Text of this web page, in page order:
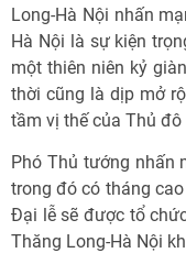
Long-Hà Nội nhấn
Hà Nội là sự kiện
một thiên niên kỷ
thời cũng là dịp mở
tầm vị thế của Thủ
Phó Thủ tướng nhấn
trong đó có tháng
Đại lễ sẽ được tổ
Thăng Long-Hà Nội